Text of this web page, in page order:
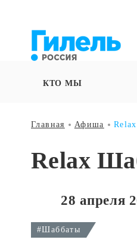
КТО МЫ
Главная Афиша
Relax
28 апреля
#Шаббаты